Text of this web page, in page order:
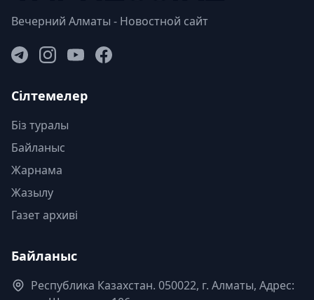
Вечерний Алматы - Новостной сайт
Сілтемелер
Біз туралы
Байланыс
Жарнама
Жазылу
Газет архиві
Байланыс
Республика Казахстан. 050022, г. Алматы, Адрес: